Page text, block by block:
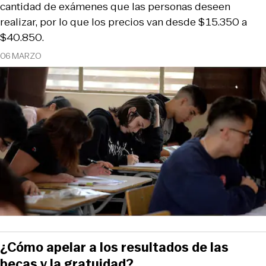
06 MARZO
cantidad de exámenes que las personas deseen
realizar, por lo que los precios van desde $15.350 a
$40.850.
¿Cómo apelar a los resultados de las